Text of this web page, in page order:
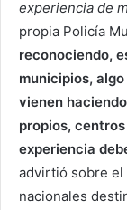
experiencia de
propia Policía
reconociendo,
municipios,
vienen
propios,
experiencia
advirtió sobre
nacionales